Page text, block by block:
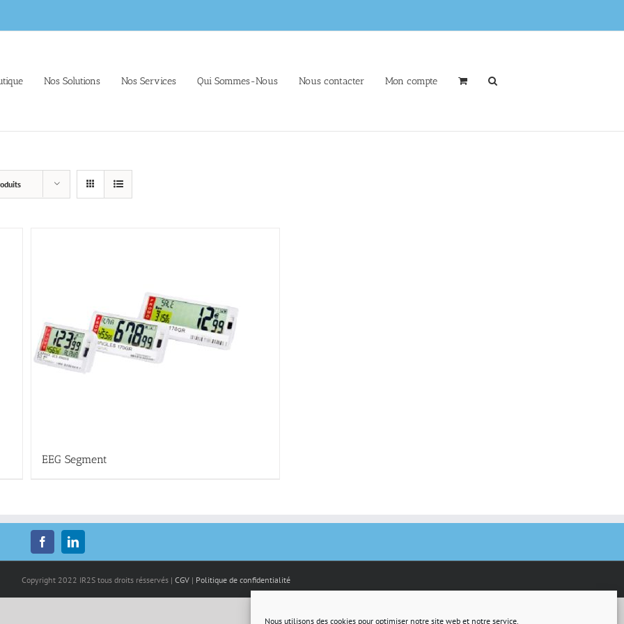
Nous utilisons des cookies pour optimiser notre site web et notre service.
Nos Solutions Nos Services Qui Sommes-Nous Nous contacter Mon compte
EEG Segment
Copyright 2022 IR2S tous droits résservés | CGV | Politique de confidentialité